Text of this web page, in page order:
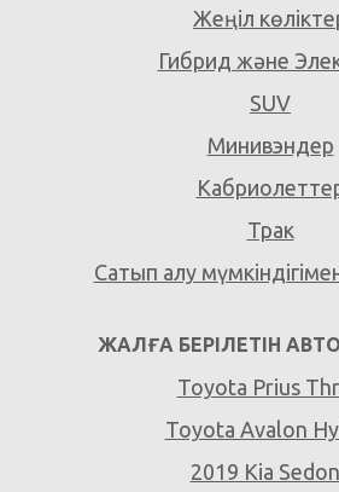
Жеңіл
Гибрид және
SUV
Минивэндер
Трак
Сатып алу
ЖАЛҒА БЕРІЛЕТІН
Toyota Prius
Toyota Avalon
2019 Kia